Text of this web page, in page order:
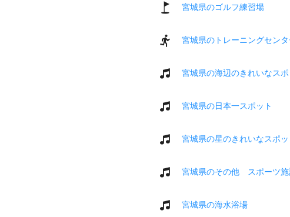
宮城県のゴルフ練習場
宮城県のトレーニングセン
宮城県の海辺のきれいなス
宮城県の日本一スポット
宮城県の星のきれいなスポ
宮城県のその他 スポーツ施
宮城県の海水浴場